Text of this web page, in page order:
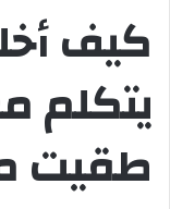
كيف
يتكلم
طقيت